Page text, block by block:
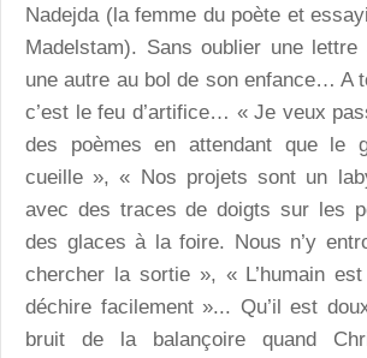
Nadejda (la femme du poète et
Madelstam). Sans oublier une
une autre au bol de son enfance… A
c’est le feu d’artifice… « Je veux
des poèmes en attendant que le
cueille », « Nos projets sont un
avec des traces de doigts sur les
des glaces à la foire. Nous n’y
chercher la sortie », « L’humain
déchire facilement »... Qu’il est
bruit de la balançoire quand